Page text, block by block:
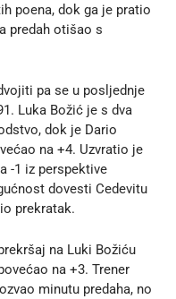
poena, dok ga je pratio
predah otišao s
pa se u posljednje
Luka Božić je s dva
dok je Dario
na +4. Uzvratio je
-1 iz perspektive
dovesti Cedevitu
prekratak.
na Luki Božiću
na +3. Trener
minutu predaha, no